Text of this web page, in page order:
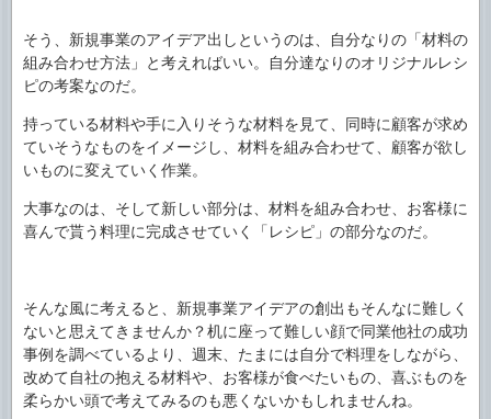
そう、新規事業のアイデア出しというのは、自分なりの「材料の
組み合わせ方法」と考えればいい。自分達なりのオリジナルレシ
ピの考案なのだ。
持っている材料や手に入りそうな材料を見て、同時に顧客が求め
ていそうなものをイメージし、材料を組み合わせて、顧客が欲し
いものに変えていく作業。
大事なのは、そして新しい部分は、材料を組み合わせ、お客様に
喜んで貰う料理に完成させていく「レシピ」の部分なのだ。
そんな風に考えると、新規事業アイデアの創出もそんなに難しく
ないと思えてきませんか？机に座って難しい顔で同業他社の成功
事例を調べているより、週末、たまには自分で料理をしながら、
改めて自社の抱える材料や、お客様が食べたいもの、喜ぶものを
柔らかい頭で考えてみるのも悪くないかもしれませんね。